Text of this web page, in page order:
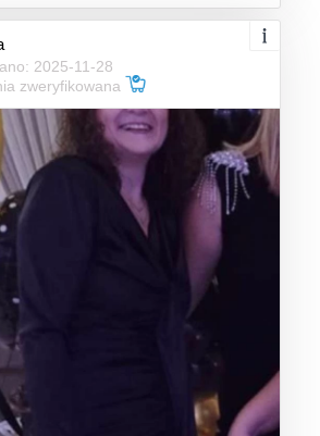
2025-11-28
zweryfikowana